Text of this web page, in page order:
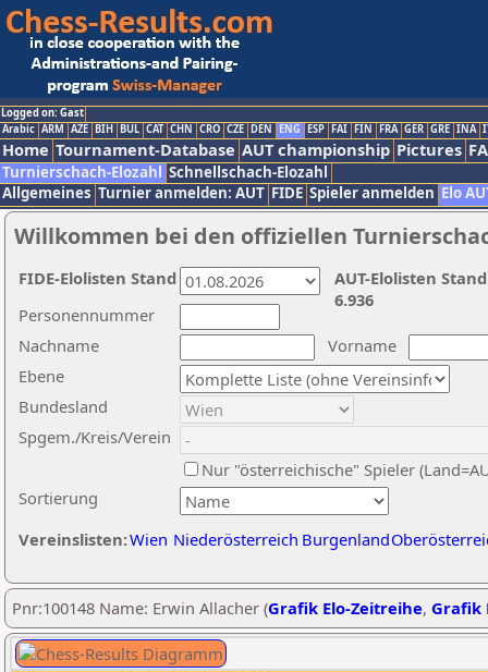
Logged on: Gast
Arabic ARM AZE BIH BUL CAT CHN CRO CZE DEN ENG ESP FAI FIN FRA GER GRE INA
Home Tournament-Database AUT championship Pictures
Turnierschach-Elozahl Schnellschach-Elozahl
Allgemeines Turnier anmelden: AUT FIDE Spieler anmelden Elo
Willkommen bei den offiziellen
Nachname
Vorname
Ebene
Sortierung
Personennummer
Bundesland
Spgem./Kreis/Verein
Nur "österreichische" Spieler
Vereinslisten:Wien Niederösterreich Burgenland
AUT-Elolisten
6.936
FIDE-Elolisten Stand
Pnr:100148 Name: Erwin Allacher (Grafik Elo-Zeitreihe, Grafik